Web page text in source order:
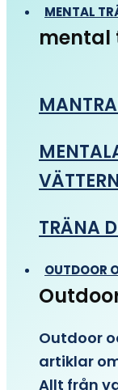
MENTAL
mental
TRÄNA
OUTDOOR
Outdoor
artiklar
Allt från